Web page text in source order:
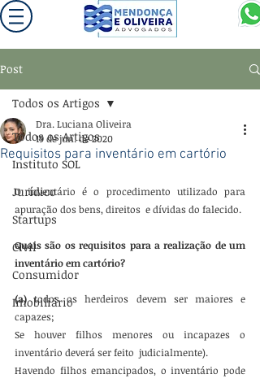
Post
Todos os Artigos
Instituto SOL
Jurídico
Startups
Civil
Consumidor
Imobiliário
Todos os Artigos
Requisitos para inventário em cartório
Dra. Luciana Oliveira
19 de jun. de 2020
O inventário é o procedimento utilizado para
apuração dos bens, direitos  e dívidas do falecido.
Quais são os requisitos para a realização de um
inventário em cartório?
(a) todos os herdeiros devem ser maiores e
capazes;
Se houver filhos menores ou incapazes o
inventário deverá ser feito  judicialmente).
Havendo filhos emancipados, o inventário pode